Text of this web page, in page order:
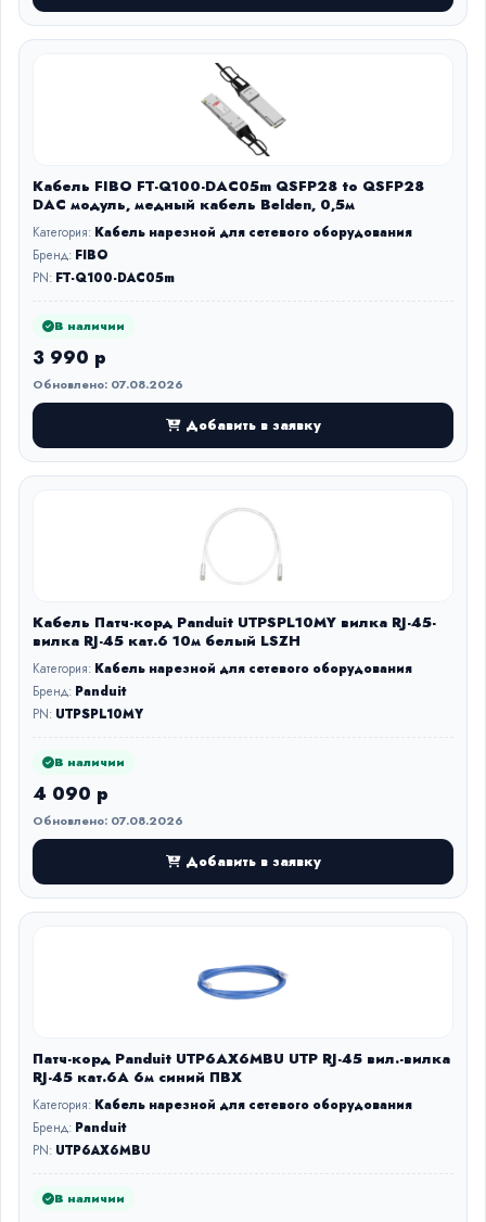
Кабель FIBO FT-Q100-DAC05m QSFP28 to QSFP28
DAC модуль, медный кабель Belden, 0,5м
Категория: Кабель нарезной для сетевого оборудования
Бренд: FIBO
PN: FT-Q100-DAC05m
В наличии
3 990 р
Обновлено: 07.08.2026
Добавить в заявку
Кабель Патч-корд Panduit UTPSPL10MY вилка RJ-45-
вилка RJ-45 кат.6 10м белый LSZH
Категория: Кабель нарезной для сетевого оборудования
Бренд: Panduit
PN: UTPSPL10MY
В наличии
4 090 р
Обновлено: 07.08.2026
Добавить в заявку
Патч-корд Panduit UTP6AX6MBU UTP RJ-45 вил.-вилка
RJ-45 кат.6A 6м синий ПВХ
Категория: Кабель нарезной для сетевого оборудования
Бренд: Panduit
PN: UTP6AX6MBU
В наличии